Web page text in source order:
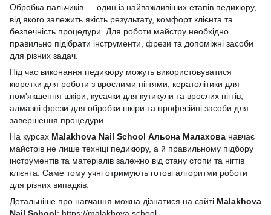
Обробка пальчиків — один із найважливіших етапів педикюру,
від якого залежить якість результату, комфорт клієнта та
безпечність процедури. Для роботи майстру необхідно
правильно підібрати інструменти, фрези та допоміжні засоби
для різних задач.
Під час виконання педикюру можуть використовуватися
кюретки для роботи з врослими нігтями, кератолітики для
пом'якшення шкіри, кусачки для кутикули та врослих нігтів,
алмазні фрези для обробки шкіри та професійні засоби для
завершення процедури.
На курсах Malakhova Nail School Альона Малахова навчає
майстрів не лише техніці педикюру, а й правильному підбору
інструментів та матеріалів залежно від стану стопи та нігтів
клієнта. Саме тому учні отримують готові алгоритми роботи
для різних випадків.
Детальніше про навчання можна дізнатися на сайті Malakhova